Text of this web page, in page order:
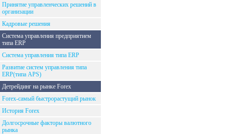
Принятие управленческих решений в
организации
Кадровые решения
Система управления предприятием
типа ERP
Система управления типа ERP
Развитие систем управления типа
ERP(типа APS)
Детрейдинг на рынке Forex
Forex-самый быстрорастущий рынок
История Forex
Долгосрочные факторы валютного
рынка